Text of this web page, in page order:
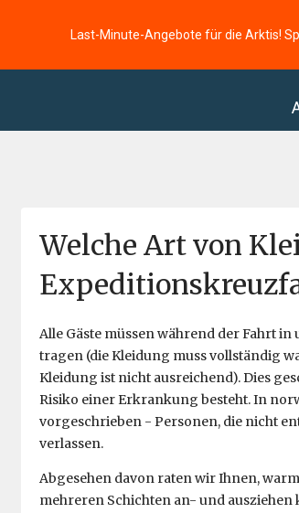
Last-Minute-Angebote für die Arktis!
Welche Art von
Alle Gäste müssen während der Fahrt
tragen (die Kleidung muss vollständig
Kleidung ist nicht ausreichend). Dies
Risiko einer Erkrankung besteht. In
vorgeschrieben - Personen, die nicht
verlassen.
Abgesehen davon raten wir Ihnen,
mehreren Schichten an- und